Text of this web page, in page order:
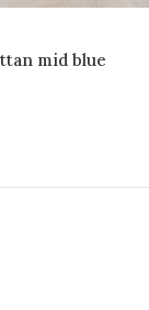
mid blue